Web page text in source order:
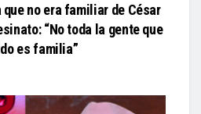
no era familiar de César
“No toda la gente que
es familia”